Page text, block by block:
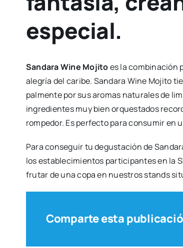
especial.
San­da­ra Wine Moji­toes la com­bi­na­ción
ale­gría del cari­be. San­da­ra Wine Moji­to
pal­men­te por sus aro­mas natu­ra­les de
ingre­dien­tes muy bien orques­ta­dos
rompe­dor. Es per­fec­to para con­su­mir en
Para con­se­guir tu degus­ta­ción de
los esta­ble­ci­mien­tos par­ti­ci­pan­tes en la
fru­tar de una copa en nues­tros stands
Comparte esta